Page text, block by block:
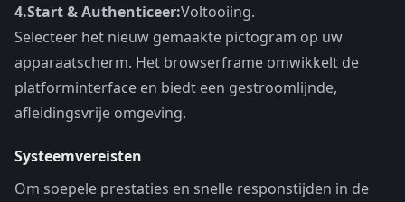
4.Start & Authenticeer:Voltooiing.
Selecteer het nieuw gemaakte pictogram op uw
apparaatscherm. Het browserframe omwikkelt de
platforminterface en biedt een gestroomlijnde,
afleidingsvrije omgeving.
Systeemvereisten
Om soepele prestaties en snelle responstijden in de